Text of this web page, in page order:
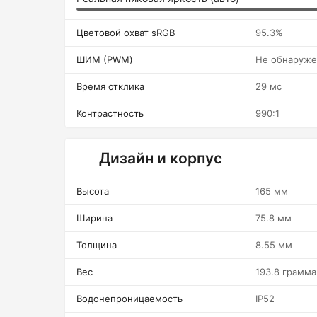
Цветовой охват sRGB 95.3%
ШИМ (PWM) Не
Время отклика 29 мс
Контрастность 990:1
Дизайн и корпус
Высота 165 мм
Ширина 75.8 мм
Толщина 8.55 мм
Вес 193.8 грамма
Водонепроницаемость IP52